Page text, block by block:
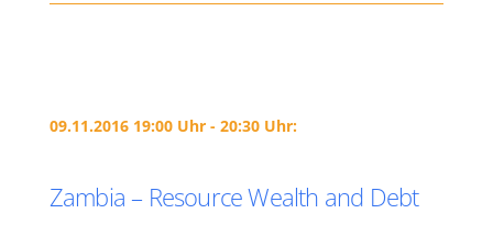
09.11.2016 19:00 Uhr - 20:30 Uhr:
Zambia – Resource Wealth and Debt